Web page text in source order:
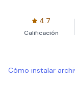
4.7
Calificación
Cómo instalar